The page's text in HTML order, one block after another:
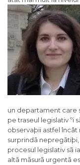
un departament care
pe traseul legislativ ºi
observaþii astfel încât
surprindã
procesul legislativ sã
altã mãsurã urgentã